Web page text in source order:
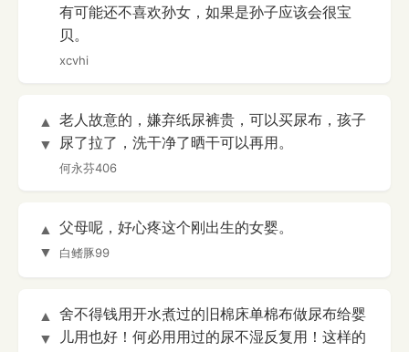
有可能还不喜欢孙女，如果是孙子应该会很宝
贝。
xcvhi
▲
▼
老人故意的，嫌弃纸尿裤贵，可以买尿布，孩子
尿了拉了，洗干净了晒干可以再用。
何永芬406
▲
▼
父母呢，好心疼这个刚出生的女婴。
白鳍豚99
▲
▼
舍不得钱用开水煮过的旧棉床单棉布做尿布给婴
儿用也好！何必用用过的尿不湿反复用！这样的